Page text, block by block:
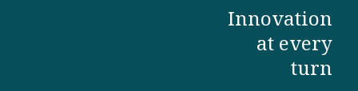
"غوتنبرغ
إنرجي"
بتركيب
Innovation
at every
turn